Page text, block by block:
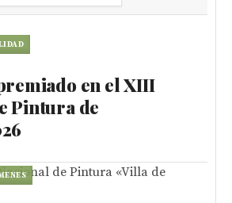
en el XIII
Pintura de